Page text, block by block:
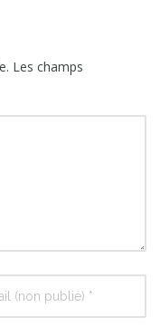
Les champs